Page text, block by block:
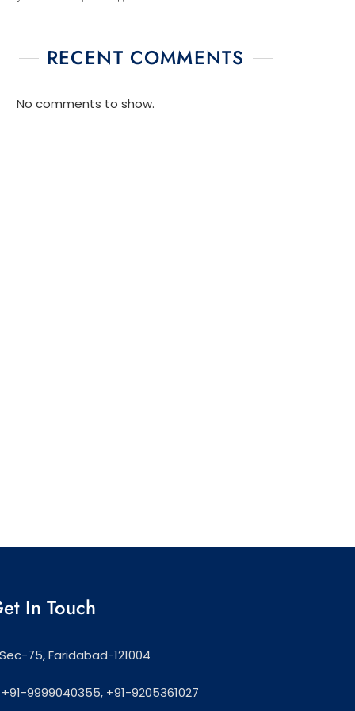
RECENT COMMENTS
No comments to show.
In Touch
75, Faridabad-121004
9999040355, +91-9205361027